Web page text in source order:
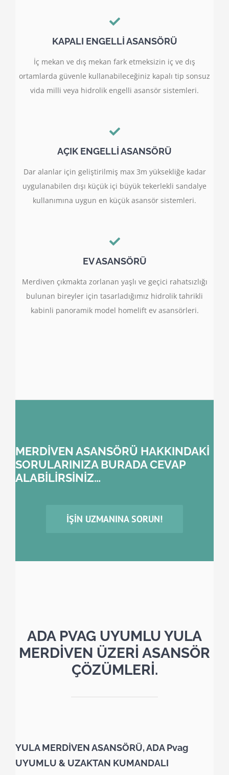
KAPALI ENGELLİ ASANSÖRÜ
İç mekan ve dış mekan fark etmeksizin iç ve dış
ortamlarda güvenle kullanabileceğiniz kapalı tip sonsuz
vida milli veya hidrolik engelli asansör sistemleri.
AÇIK ENGELLİ ASANSÖRÜ
Dar alanlar için geliştirilmiş max 3m yüksekliğe kadar
uygulanabilen dışı küçük içi büyük tekerlekli sandalye
kullanımına uygun en küçük asansör sistemleri.
EV ASANSÖRÜ
Merdiven çıkmakta zorlanan yaşlı ve geçici rahatsızlığı
bulunan bireyler için tasarladığımız hidrolik tahrikli
kabinli panoramik model homelift ev asansörleri.
MERDİVEN ASANSÖRÜ HAKKINDAKİ
SORULARINIZA BURADA CEVAP
ALABİLİRSİNİZ…
İŞIN UZMANINA SORUN!
ADA PVAG UYUMLU YULA
MERDİVEN ÜZERİ ASANSÖR
ÇÖZÜMLERİ.
YULA MERDİVEN ASANSÖRÜ, ADA Pvag
UYUMLU & UZAKTAN KUMANDALI